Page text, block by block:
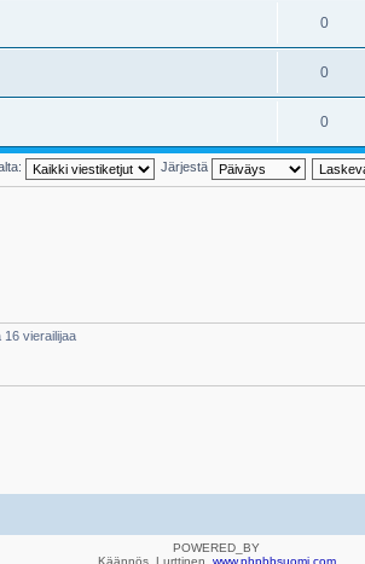
0
0
0
Järjestä
16 vierailijaa
POWERED_BY
Käännös, Lurttinen, www.phpbbsuomi.com